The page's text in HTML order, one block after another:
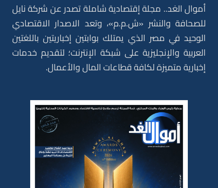
أموال الغد.. مجلة إقتصادية شاملة تصدر عن شركة نايل
للصحافة والنشر «ش.م.م»، وتعد الاصدار الاقتصادي
الوحيد في مصر الذي يمتلك بوابتين إخباريتين باللغتين
العربية والإنجليزية على شبكة الإنترنت؛ لتقديم خدمات
إخبارية متميزة لكافة قطاعات المال والأعمال.